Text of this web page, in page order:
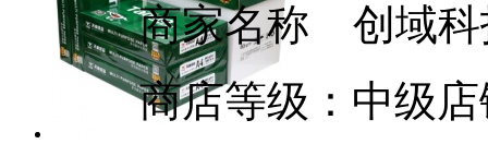
商家名称 创域科
商店等级：中级